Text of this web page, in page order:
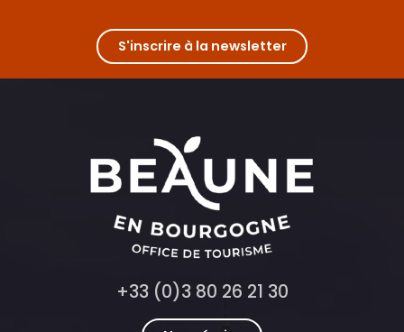
S'inscrire à la newsletter
+33 (0)3 80 26 21 30